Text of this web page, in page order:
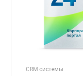
CRM системы